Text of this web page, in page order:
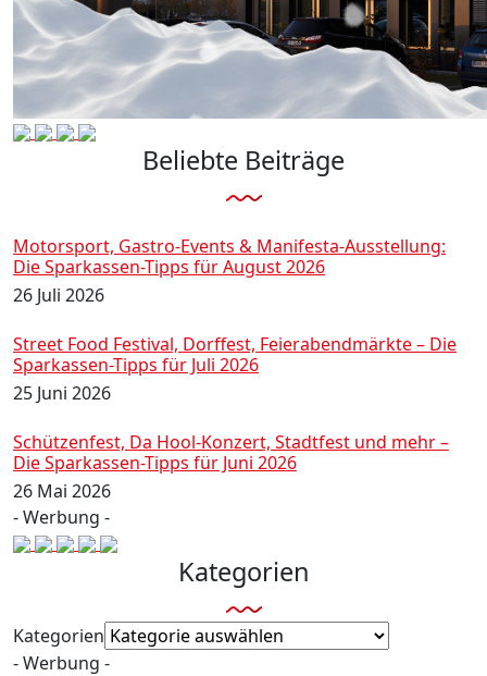
Beliebte Beiträge
Motorsport, Gastro-Events & Manifesta-Ausstellung:
Die Sparkassen-Tipps für August 2026
26 Juli 2026
Street Food Festival, Dorffest, Feierabendmärkte – Die
Sparkassen-Tipps für Juli 2026
25 Juni 2026
Schützenfest, Da Hool-Konzert, Stadtfest und mehr –
Die Sparkassen-Tipps für Juni 2026
26 Mai 2026
- Werbung -
Kategorien
Kategorien
- Werbung -